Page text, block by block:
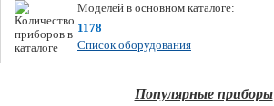
Моделей в основном каталоге:
1178
Список оборудования
Популярные приборы